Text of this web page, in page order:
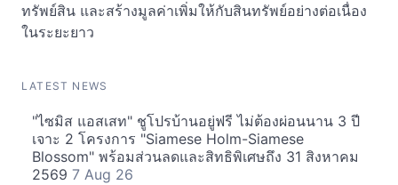
ทรัพย์สิน และสร้างมูลค่าเพิ่มให้กับสินทรัพย์อย่างต่อเนื่อง
ในระยะยาว
LATEST NEWS
"ไซมิส แอสเสท" ชูโปรบ้านอยู่ฟรี ไม่ต้องผ่อนนาน 3 ปี
เจาะ 2 โครงการ "Siamese Holm-Siamese
Blossom" พร้อมส่วนลดและสิทธิพิเศษถึง 31 สิงหาคม
2569 7 Aug 26